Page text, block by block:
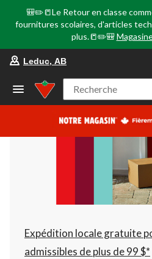
🎒✏️📒Le Retour en classe
fournitures scolaires, d'articles
plus.📒✏️🎒
à
Leduc, AB
Recherche
Expédition locale gratuite
admissibles de plus de 99 $*